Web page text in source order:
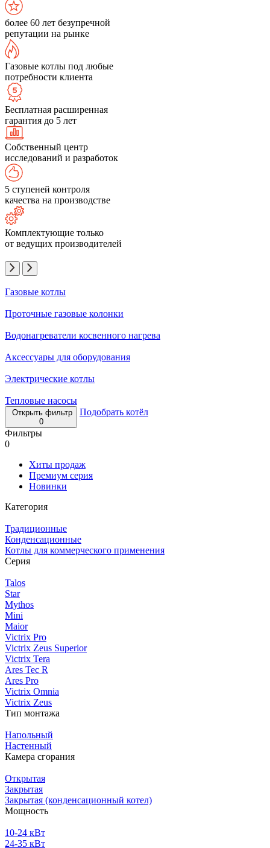
более 60 лет безупречной
репутации на рынке
Газовые котлы под любые
потребности клиента
Бесплатная расширенная
гарантия до 5 лет
Собственный центр
исследований и разработок
5 ступеней контроля
качества на производстве
Комплектующие только
от ведущих производителей
Газовые котлы
Проточные газовые колонки
Водонагреватели косвенного нагрева
Аксессуары для оборудования
Электрические котлы
Тепловые насосы
Открыть фильтр
0
Подобрать котёл
Фильтры
0
Хиты продаж
Премиум серия
Новинки
Категория
Традиционные
Конденсационные
Котлы для коммерческого применения
Серия
Talos
Star
Mythos
Mini
Maior
Victrix Pro
Victrix Zeus Superior
Victrix Tera
Ares Tec R
Ares Pro
Victrix Omnia
Victrix Zeus
Тип монтажа
Напольный
Настенный
Камера сгорания
Открытая
Закрытая
Закрытая (конденсационный котел)
Мощность
10-24 кВт
24-35 кВт